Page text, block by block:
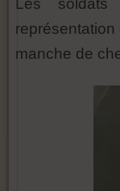
Les soldats
manche de